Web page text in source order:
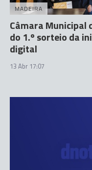
MADEIRA
Câmara Municipal
do 1.º sorteio da
digital
13 Abr 17:07